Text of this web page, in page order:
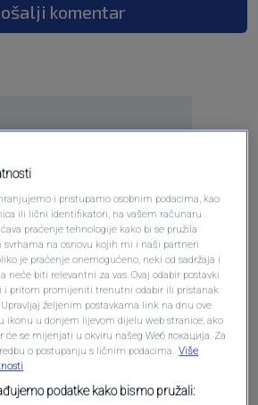
komentar
Oglas
i pristupamo osobnim podacima, kao
ili lični identifikatori, na vašem računaru .
praćenje tehnologije kako bi se pružila
svrhama na osnovu kojih mi i naši partneri
je praćenje onemogućeno, neki od sadržaja i
neće biti relevantni za vas. Ovaj odabir postavki
i pritom promijeniti trenutni odabir ili pristanak
željenim postavkama link na dnu ove
ikonu u donjem lijevom dijelu web stranice, ako
će se mijenjati u okviru našeg Wеб локација. Za
o postupanju s ličnim podacima. Više
podatke kako bismo pružali: